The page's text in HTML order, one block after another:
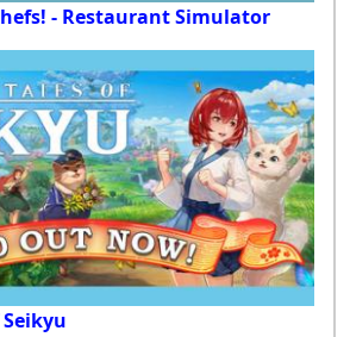
- Restaurant Simulator